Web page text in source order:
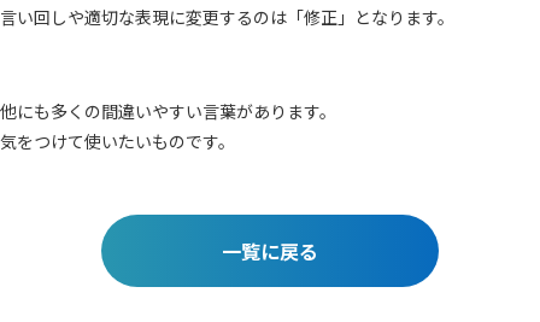
言い回しや適切な表現に変更するのは「修正」となります。
他にも多くの間違いやすい言葉があります。
気をつけて使いたいものです。
一覧に戻る